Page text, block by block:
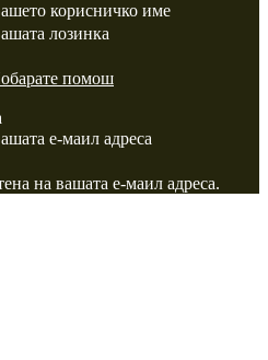
корисничко име
лозинка
помош
е-маил адреса
на вашата е-маил адреса.